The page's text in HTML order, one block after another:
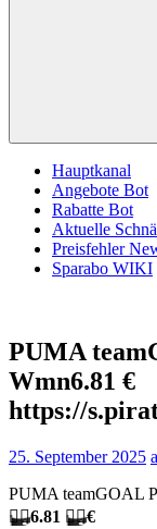
Hauptkanal
Angebote Bot
Rabatte Bot
Aktuelle
Preisfehler
Sparabo WIKI
PUMA
Wmn6.81 €
https://
25. September 2025
PUMA teamGOAL
🏴‍☠️6.81 🏴‍☠️€